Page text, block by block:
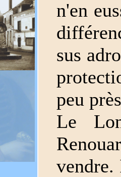
n'en
sus
peu
Le